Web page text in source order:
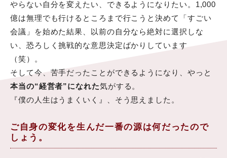
やらない自分を変えたい、できるようになりたい。1,000
億は無理でも行けるところまで行こうと決めて「すごい
会議」を始めた結果、以前の自分なら絶対に選択しな
い、恐ろしく挑戦的な意思決定ばかりしています
（笑）。
そして今、苦手だったことができるようになり、やっと
本当の“経営者”になれた気がする。
『僕の人生はうまくいく』、そう思えました。
ご自身の変化を生んだ一番の源は何だったので
しょう。